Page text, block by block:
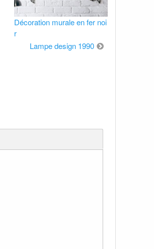
Décoration murale en fer noi
r
Lampe design 1990